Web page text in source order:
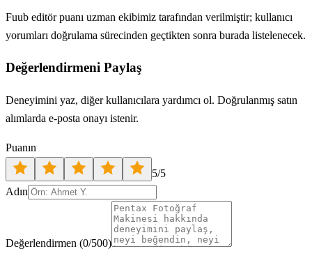
Fuub editör puanı uzman ekibimiz tarafından verilmiştir; kullanıcı
yorumları doğrulama sürecinden geçtikten sonra burada listelenecek.
Değerlendirmeni Paylaş
Deneyimini yaz, diğer kullanıcılara yardımcı ol. Doğrulanmış satın
alımlarda e-posta onayı istenir.
Puanın
5/5
Adın
Değerlendirmen (0/500)